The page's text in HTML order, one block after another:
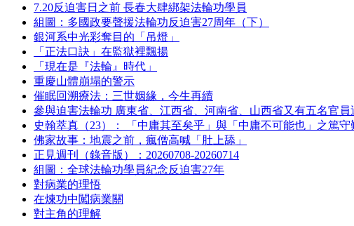
7.20反迫害日之前 長春大肆綁架法輪功學員
組圖：多國政要聲援法輪功反迫害27周年（下）
銀河系中光彩奪目的「吊燈」
「正法口訣」在監獄裡飄揚
「現在是『法輪』時代」
重慶山體崩塌的警示
催眠回溯療法：三世姻緣，今生再續
參與迫害法輪功 廣東省、江西省、河南省、山西省又有五名官員
史翰萃真（23）： 「中庸其至矣乎」與「中庸不可能也」之篤守
佛家故事：地震之前，瘋僧高喊「肚上舔」
正見週刊（錄音版）：20260708-20260714
組圖：全球法輪功學員紀念反迫害27年
對病業的理悟
在煉功中闖病業關
對主角的理解